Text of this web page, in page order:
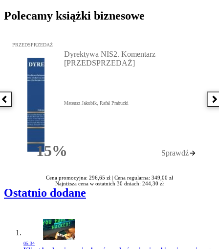
Polecamy książki biznesowe
Poprzednia książka
Przejdź do: Dyrektywa NIS2. Komentarz [PRZEDSPRZEDAŻ],
PRZEDSPRZEDAŻ
15%Rabatu
Dyrektywa NIS2. Komentarz
[PRZEDSPRZEDAŻ]
Mateusz Jakubik, Rafał Prabucki
Sprawdź
Cena promocyjna: 296,65 zł | Cena regularna: 349,00 zł
Najniższa cena w ostatnich 30 dniach: 244,30 zł
Ostatnio dodane
05:34